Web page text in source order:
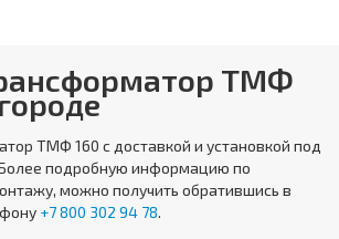
ТМФ
ТМФ 160 с доставкой и установкой под
подробную информацию по
можно получить обратившись в
+7 800 302 94 78.